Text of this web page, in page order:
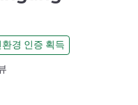
환경 인증 획득